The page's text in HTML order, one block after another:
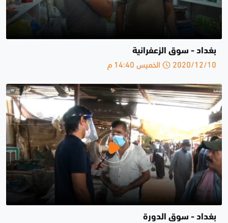
بغداد - سوق الزعفرانية
2020/12/10 الخميس 14:40 م
بغداد - سوق الدورة